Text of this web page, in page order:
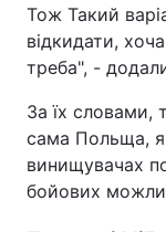
Тож Такий
відкидати,
треба", -
За їх словами,
сама Польща,
винищувачах
бойових